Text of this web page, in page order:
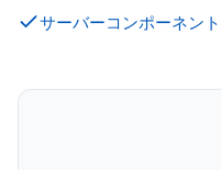
サーバーコンポーネン